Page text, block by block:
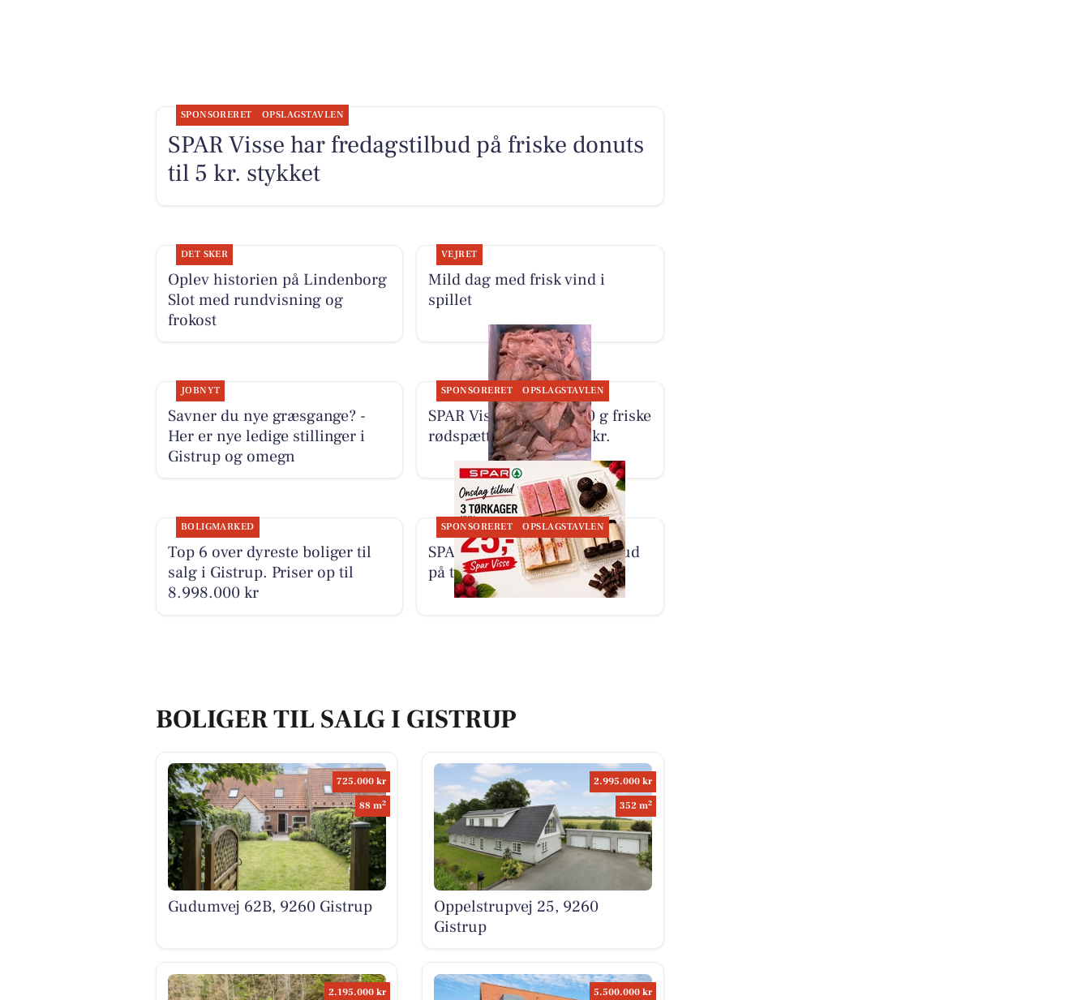
SPONSORERET OPSLAGSTAVLEN
SPAR Visse har fredagstilbud på friske donuts
til 5 kr. stykket
DET SKER
Oplev historien på Lindenborg
Slot med rundvisning og
frokost
VEJRET
Mild dag med frisk vind i
spillet
JOBNYT
Savner du nye græsgange? -
Her er nye ledige stillinger i
Gistrup og omegn
SPONSORERET OPSLAGSTAVLEN
SPAR Visse tilbyder 500 g friske
rødspættefileter til 100 kr.
BOLIGMARKED
Top 6 over dyreste boliger til
salg i Gistrup. Priser op til
8.998.000 kr
SPONSORERET OPSLAGSTAVLEN
SPAR Visse har onsdagstilbud
på tørkager 3 stk. for 25 kr.
BOLIGER TIL SALG I GISTRUP
725.000 kr
88 m2
Gudumvej 62B, 9260 Gistrup
2.995.000 kr
352 m2
Oppelstrupvej 25, 9260
Gistrup
2.195.000 kr 5.500.000 kr